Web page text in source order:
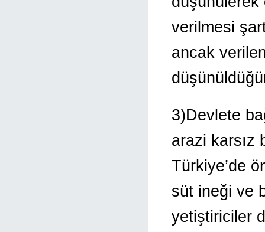
verilmesi
ancak
3)Devlete
arazi karsız
Türkiye’de
süt ineği ve
yetiştiriciler